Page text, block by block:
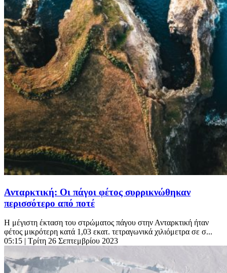
Ανταρκτική: Οι πάγοι φέτος συρρικνώθηκαν
περισσότερο από ποτέ
Η μέγιστη έκταση του στρώματος πάγου στην Ανταρκτική ήταν
φέτος μικρότερη κατά 1,03 εκατ. τετραγωνικά χιλιόμετρα σε σ...
05:15 | Τρίτη 26 Σεπτεμβρίου 2023